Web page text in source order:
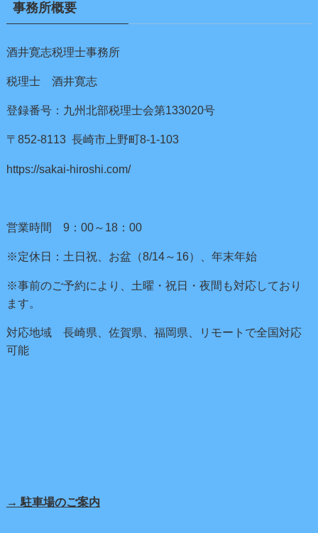
事務所概要
酒井寛志税理士事務所
税理士 酒井寛志
登録番号：九州北部税理士会第133020号
〒852-8113 長崎市上野町8-1-103
https://sakai-hiroshi.com/
営業時間 9：00～18：00
※定休日：土日祝、お盆（8/14～16）、年末年始
※事前のご予約により、土曜・祝日・夜間も対応しており
ます。
対応地域 長崎県、佐賀県、福岡県、リモートで全国対応
可能
→ 駐車場のご案内